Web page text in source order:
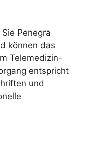
Penegra
können das
Telemedizin-
entspricht
und